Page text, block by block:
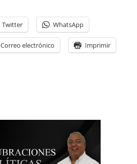
Twitter WhatsApp
Correo electrónico Imprimir